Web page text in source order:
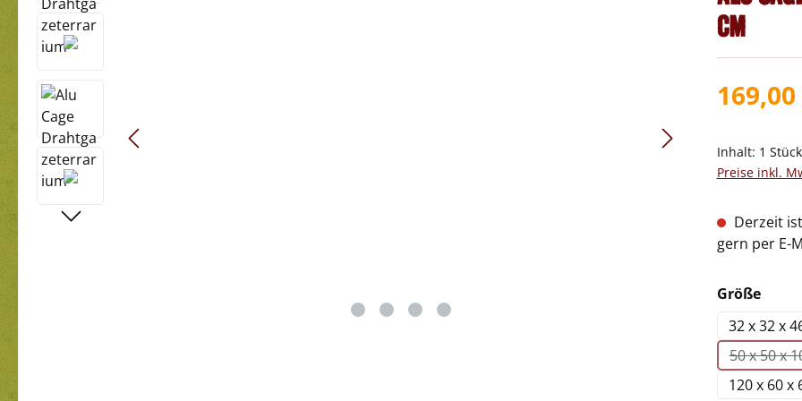
cm
169,00
Inhalt: 1 Stück
Preise inkl.
Derzeit
gern per E-
Größe
32 x 32 x
50 x 50 x
120 x 60 x